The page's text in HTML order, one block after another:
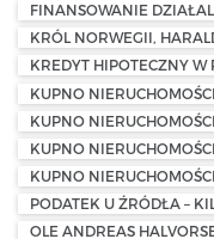
FINANSOWANIE
KRÓL NORWEGII,
KREDYT HIPOTECZNY W
KUPNO
KUPNO
KUPNO
KUPNO
PODATEK U ŹRÓDŁA –
OLE ANDREAS